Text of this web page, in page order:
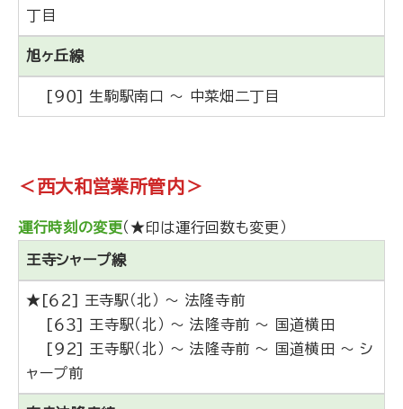
丁目
旭ヶ丘線
[９０] 生駒駅南口 ～ 中菜畑二丁目
＜西大和営業所管内＞
運行時刻の変更（★印は運行回数も変更）
王寺シャープ線
★[６２] 王寺駅（北） ～ 法隆寺前
[６３] 王寺駅（北） ～ 法隆寺前 ～ 国道横田
[９２] 王寺駅（北） ～ 法隆寺前 ～ 国道横田 ～ シ
ャープ前